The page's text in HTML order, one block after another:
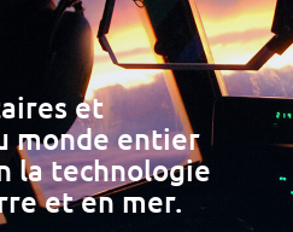
et
monde entier
la technologie
et en mer.